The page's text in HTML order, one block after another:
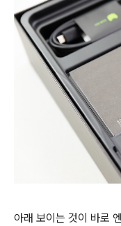
아래 보이는 것이 바로